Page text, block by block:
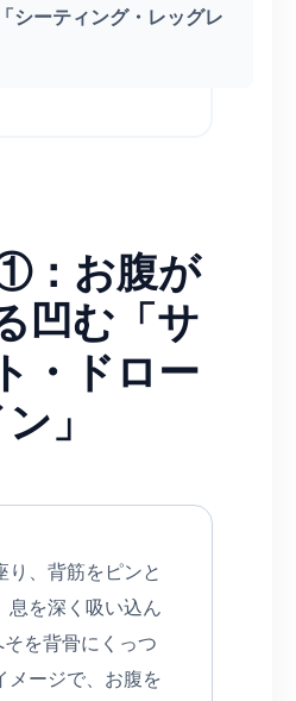
シーティング・レッグレ
：お腹が
凹む「サ
・ドロー
」
り、背筋をピンと
息を深く吸い込ん
を背骨にくっつ
メージで、お腹を